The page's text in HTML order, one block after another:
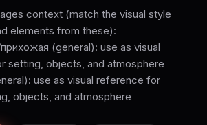
context (match the visual style
elements from these):
(general): use as visual
setting, objects, and atmosphere
use as visual reference for
objects, and atmosphere